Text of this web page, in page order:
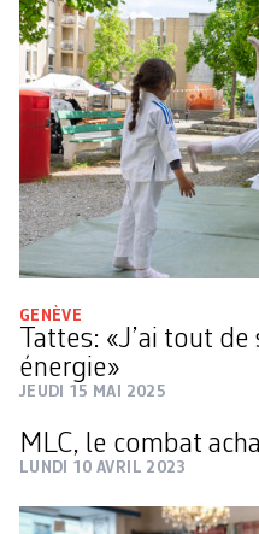
GENÈVE
Tattes: «J’ai tout
énergie»
JEUDI 15 MAI 2025
MLC, le combat
LUNDI 10 AVRIL 2023